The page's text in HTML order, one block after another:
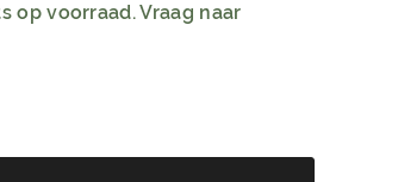
op voorraad. Vraag naar